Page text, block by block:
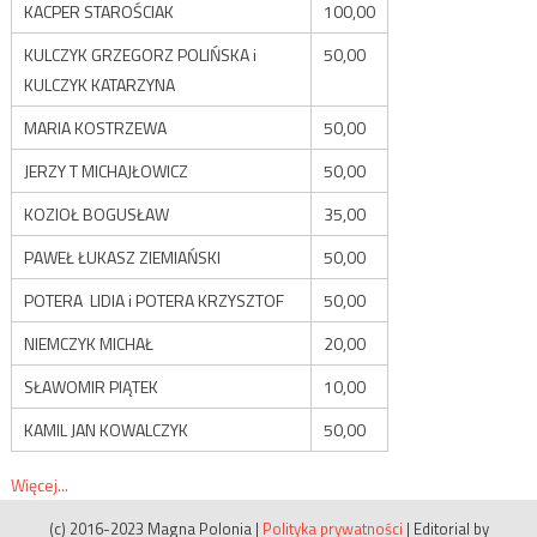
KACPER STAROŚCIAK
100,00
KULCZYK GRZEGORZ POLIŃSKA i
KULCZYK KATARZYNA
50,00
MARIA KOSTRZEWA
50,00
JERZY T MICHAJŁOWICZ
50,00
KOZIOŁ BOGUSŁAW
35,00
PAWEŁ ŁUKASZ ZIEMIAŃSKI
50,00
POTERA LIDIA i POTERA KRZYSZTOF
50,00
NIEMCZYK MICHAŁ
20,00
SŁAWOMIR PIĄTEK
10,00
KAMIL JAN KOWALCZYK
50,00
Więcej...
(c) 2016-2023 Magna Polonia | Polityka prywatności | Editorial by